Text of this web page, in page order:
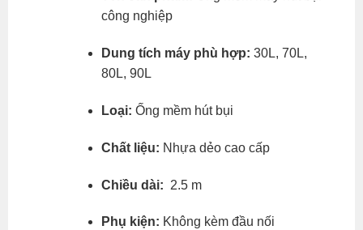
công nghiệp
Dung tích máy phù hợp: 30L, 70L,
80L, 90L
Loại: Ống mềm hút bụi
Chất liệu: Nhựa dẻo cao cấp
Chiều dài: 2.5 m
Phụ kiện: Không kèm đầu nối